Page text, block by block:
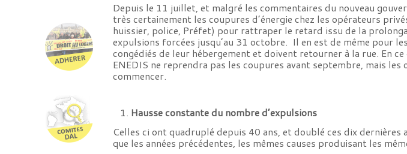
Depuis le 11 juillet, et malgré les commentaires du nouveau
très certainement les coupures d’énergie chez les opérateurs
huissier, police, Préfet) pour rattraper le retard issu de la
expulsions forcées jusqu’au 31 octobre. Il en est de même pour
congédiés de leur hébergement et doivent retourner à la rue. En
ENEDIS ne reprendra pas les coupures avant septembre, mais
commencer.
Hausse constante du nombre d’expulsions
Celles ci ont quadruplé depuis 40 ans, et doublé ces dix
que les années précédentes, les mêmes causes produisant les